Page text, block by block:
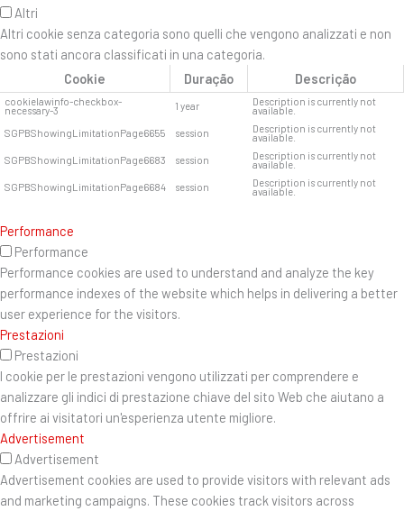
Altri
Altri cookie senza categoria sono quelli che vengono analizzati e non
sono stati ancora classificati in una categoria.
Cookie
Duração Descrição
cookielawinfo-checkbox-
necessary-3 1 year Description is currently not
available.
SGPBShowingLimitationPage6655
session Description is currently not
available.
SGPBShowingLimitationPage6683
session Description is currently not
available.
SGPBShowingLimitationPage6684
session Description is currently not
available.
Performance
Performance
Performance cookies are used to understand and analyze the key
performance indexes of the website which helps in delivering a better
user experience for the visitors.
Prestazioni
Prestazioni
I cookie per le prestazioni vengono utilizzati per comprendere e
analizzare gli indici di prestazione chiave del sito Web che aiutano a
offrire ai visitatori un'esperienza utente migliore.
Advertisement
Advertisement
Advertisement cookies are used to provide visitors with relevant ads
and marketing campaigns. These cookies track visitors across